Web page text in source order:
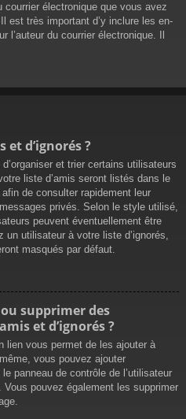
électronique que vous avez
est très important d’y inclure les en-
du courrier électronique. Il
et d’ignorés ?
et trier certains utilisateurs
liste d’amis seront listés dans le
de consulter rapidement leur
privés. Selon le style utilisé,
peuvent éventuellement être
utilisateur à votre liste d’ignorés,
masqués par défaut.
supprimer des
et d’ignorés ?
lien vous permet de les ajouter à
vous pouvez ajouter
panneau de contrôle de l’utilisateur
pouvez également les supprimer